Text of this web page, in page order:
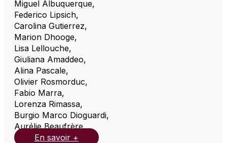
Miguel Albuquerque,
Federico Lipsich,
Carolina Gutierrez,
Marion Dhooge,
Lisa Lellouche,
Giuliana Amaddeo,
Alina Pascale,
Olivier Rosmorduc,
Fabio Marra,
Lorenza Rimassa,
Burgio Marco Dioguardi,
Aurélie Beaufrère,
En savoir +